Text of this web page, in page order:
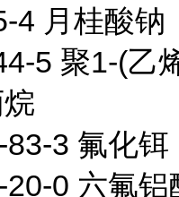
4 月桂酸钠
5 聚1-(乙
83-3 氟化铒
20-0 六氟铝